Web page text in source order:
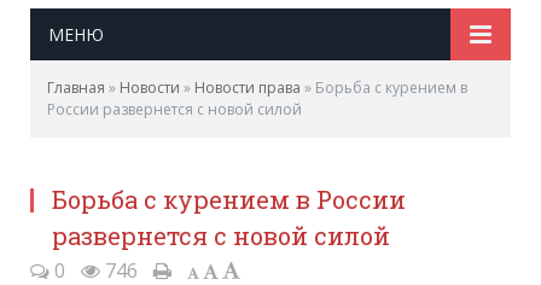
МЕНЮ
Главная » Новости » Новости права » Борьба с курением в
России развернется с новой силой
Борьба с курением в России
развернется с новой силой
0 746